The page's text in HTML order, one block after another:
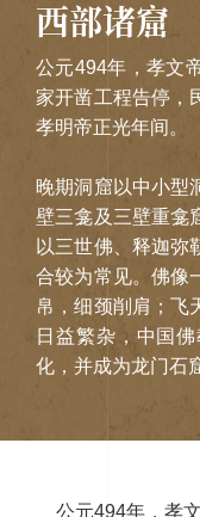
西部诸窟
公元494年，孝文
家开凿工程告停，
孝明帝正光年间。
晚期洞窟以中小型
壁三龛及三壁重龛
以三世佛、释迦弥
合较为常见。佛像
帛，细颈削肩；飞
日益繁杂，中国
化，并成为龙门石
公元494年，孝